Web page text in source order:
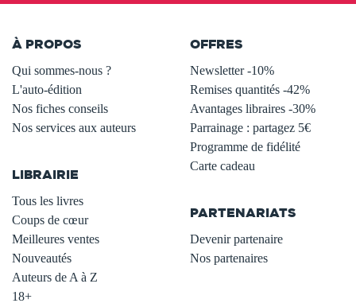
À PROPOS
Qui sommes-nous ?
L'auto-édition
Nos fiches conseils
Nos services aux auteurs
LIBRAIRIE
Tous les livres
Coups de cœur
Meilleures ventes
Nouveautés
Auteurs de A à Z
18+
OFFRES
Newsletter -10%
Remises quantités -42%
Avantages libraires -30%
Parrainage : partagez 5€
Programme de fidélité
Carte cadeau
PARTENARIATS
Devenir partenaire
Nos partenaires